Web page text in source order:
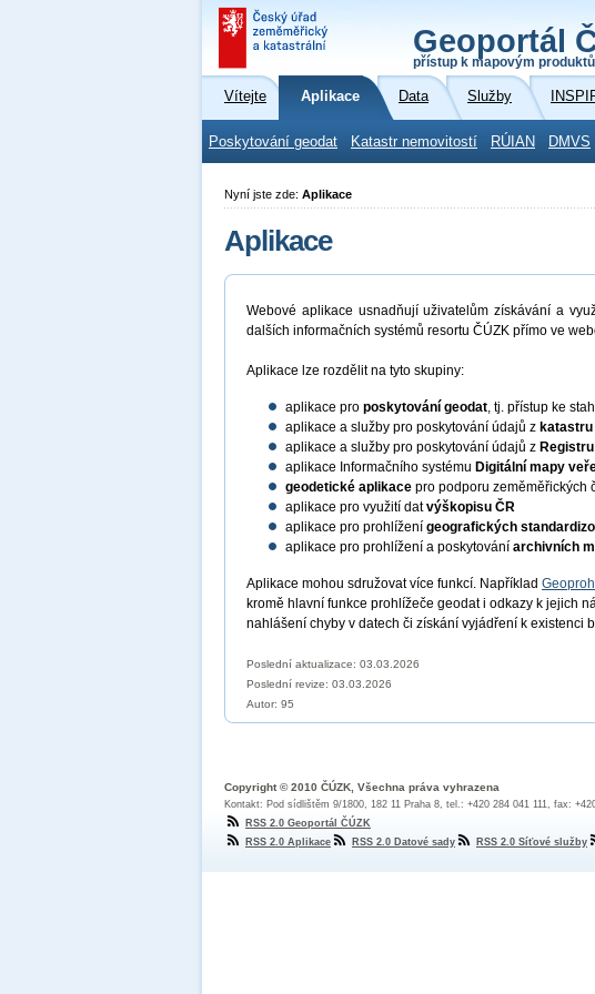
Geoportál
přístup k mapovým
Vítejte Aplikace Data Služby
Poskytování geodat Katastr nemovitostí RÚIAN DMVS
Nyní jste zde: Aplikace
Aplikace
Webové aplikace usnadňují uživatelům získávání a
dalších informačních systémů resortu ČÚZK přímo ve
Aplikace lze rozdělit na tyto skupiny:
aplikace pro poskytování geodat, tj. přístup ke
aplikace a služby pro poskytování údajů z
aplikace a služby pro poskytování údajů z
aplikace Informačního systému Digitální mapy
geodetické aplikace pro podporu zeměměřických
aplikace pro využití datvýškopisu ČR
aplikace pro prohlížení geografických
aplikace pro prohlížení a poskytování archivních
Aplikace mohou sdružovat více funkcí. Například
kromě hlavní funkce prohlížeče geodat i odkazy k jejich
nahlášení chyby v datech či získání vyjádření k existenci
Poslední aktualizace: 03.03.2026
Poslední revize: 03.03.2026
Autor: 95
Copyright © 2010 ČÚZK, Všechna práva vyhrazena
Kontakt: Pod sídlištěm 9/1800, 182 11 Praha 8, tel.: +420 284 041 111, fax:
RSS 2.0 Geoportál ČÚZK
RSS 2.0 Aplikace
RSS 2.0 Datové sady RSS 2.0 Síťové služby